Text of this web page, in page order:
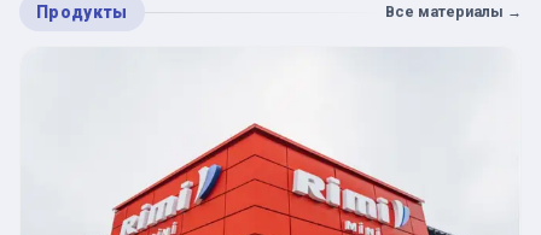
Продукты Все материалы →